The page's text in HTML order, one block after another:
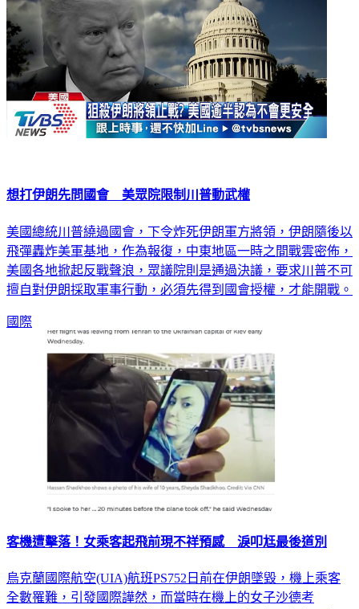
想打伊朗先問國會 美眾院限制川普動武權
美國總統川普繞過國會，下令炸死伊朗軍方將領，伊朗隨後以
飛彈轟炸美軍基地，作為報復，中東地區一時之間戰雲密佈，
美國各地掀起反戰聲浪，眾議院則是通過決議，要求川普不可
擅自對伊朗採取軍事行動，必須先得到國會授權，才能開戰。
國際
客機遭擊落！女乘客起飛前現不祥預感 淚叩尪最後道別
烏克蘭國際航空(UIA)航班PS752日前在伊朗墜毀，機上乘客
全數罹難，引發國際譁然，而當時在機上的女子沙德考